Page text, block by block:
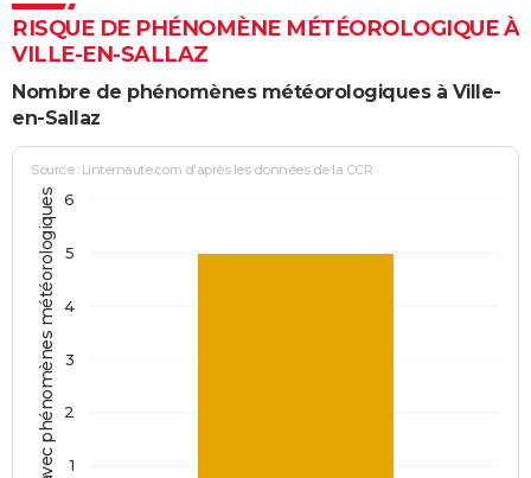
RISQUE DE PHÉNOMÈNE MÉTÉOROLOGIQUE À
VILLE-EN-SALLAZ
Nombre de phénomènes météorologiques à Ville-
en-Sallaz
Jours avec phénomènes météorologiques
Source : Linternaute.com d'après les données de la CCR
1
2
3
4
5
6